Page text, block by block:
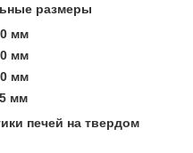
размеры
мм
мм
мм
мм
печей на твердом